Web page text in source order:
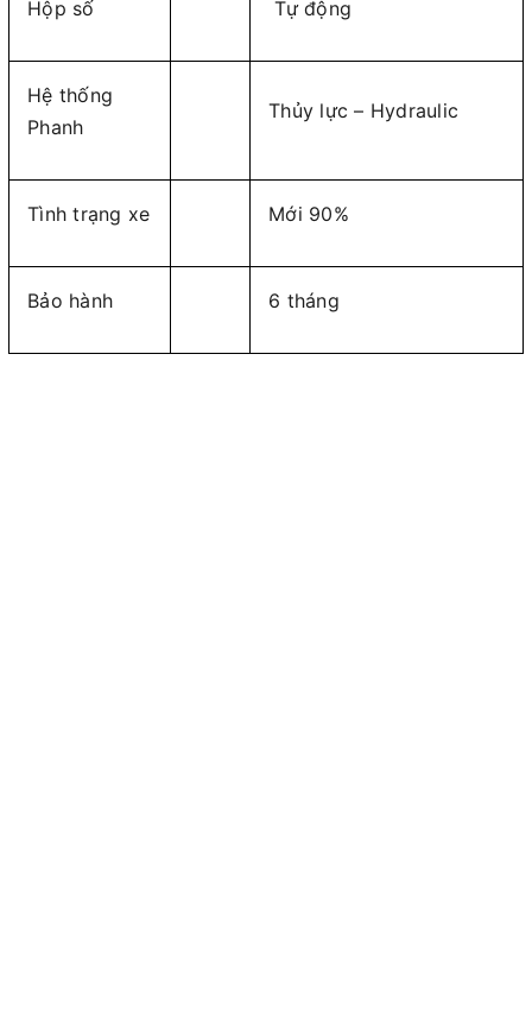
Hộp số Tự động
Hệ thống
Phanh
Thủy lực – Hydraulic
Tình trạng xe Mới 90%
Bảo hành 6 tháng